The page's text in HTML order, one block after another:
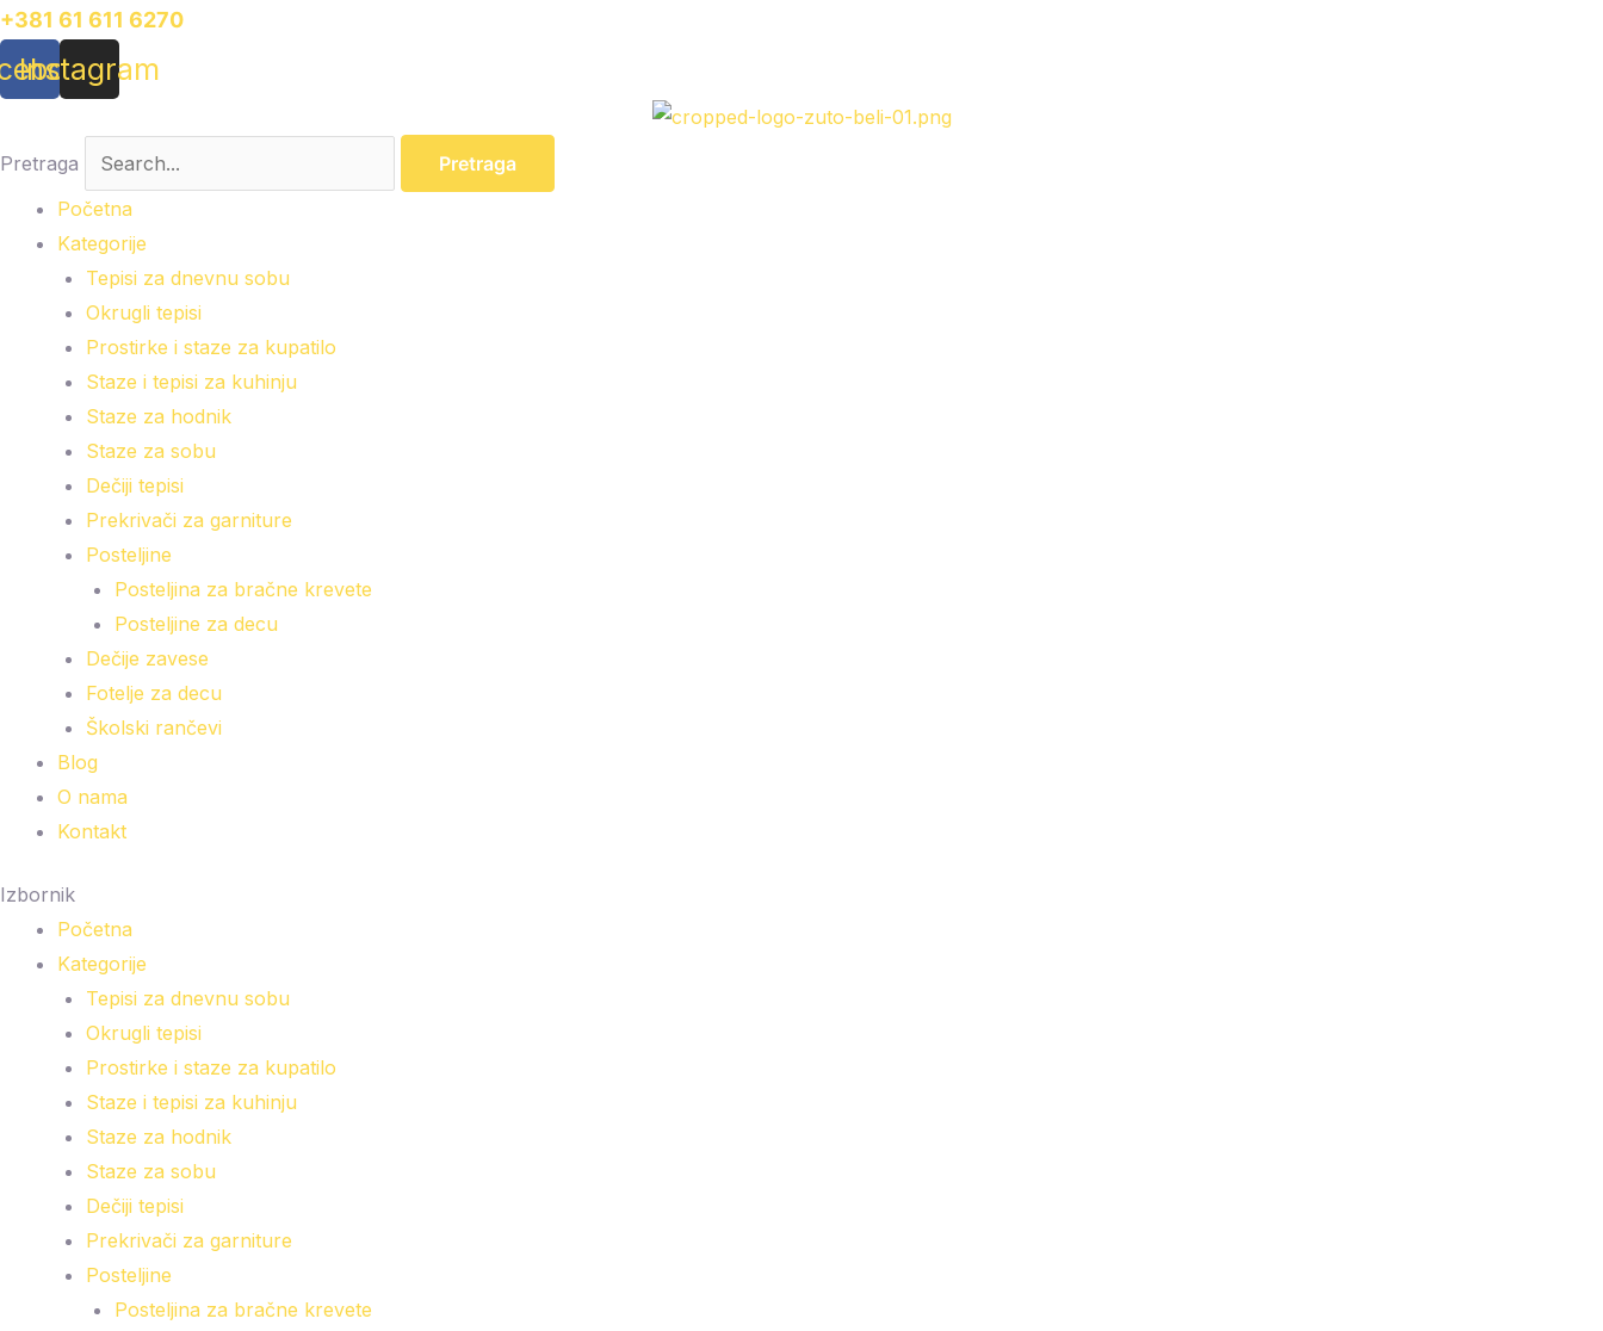
Pređi
na
sadržaj
+381 61 611 6270
Instagram
Pretraga
Pretraga
Početna
Kategorije
Tepisi za dnevnu sobu
Okrugli tepisi
Prostirke i staze za kupatilo
Staze i tepisi za kuhinju
Staze za hodnik
Staze za sobu
Dečiji tepisi
Prekrivači za garniture
Posteljine
Posteljina za bračne krevete
Posteljine za decu
Dečije zavese
Fotelje za decu
Školski rančevi
Blog
O nama
Kontakt
Izbornik
Početna
Kategorije
Tepisi za dnevnu sobu
Okrugli tepisi
Prostirke i staze za kupatilo
Staze i tepisi za kuhinju
Staze za hodnik
Staze za sobu
Dečiji tepisi
Prekrivači za garniture
Posteljine
Posteljina za bračne krevete